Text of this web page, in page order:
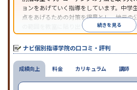
ョンをあげていく指導をしています。中学
点をあげるための対策を得意とし、地元の
の範囲を教室に貼り出すなど手厚く学習を
オリジナルテキストを使用しており、特に
せたテキストを使った「先取り学習」で理
続きを見る
ナビ個別指導学院の口コミ・評判
成績向上 料金 カリキュラム 講師